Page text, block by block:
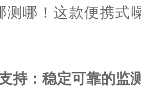
持：稳定可靠的监